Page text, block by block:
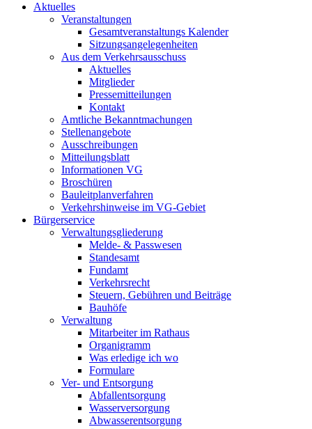
Aktuelles
Veranstaltungen
Gesamtveranstaltungs Kalender
Sitzungsangelegenheiten
Aus dem Verkehrsausschuss
Aktuelles
Mitglieder
Pressemitteilungen
Kontakt
Amtliche Bekanntmachungen
Stellenangebote
Ausschreibungen
Mitteilungsblatt
Informationen VG
Broschüren
Bauleitplanverfahren
Verkehrshinweise im VG-Gebiet
Bürgerservice
Verwaltungsgliederung
Melde- & Passwesen
Standesamt
Fundamt
Verkehrsrecht
Steuern, Gebühren und Beiträge
Bauhöfe
Verwaltung
Mitarbeiter im Rathaus
Organigramm
Was erledige ich wo
Formulare
Ver- und Entsorgung
Abfallentsorgung
Wasserversorgung
Abwasserentsorgung